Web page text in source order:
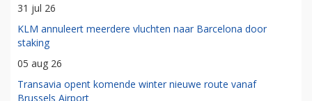
31 jul 26
KLM annuleert meerdere vluchten naar Barcelona door
staking
05 aug 26
Transavia opent komende winter nieuwe route vanaf
Brussels Airport